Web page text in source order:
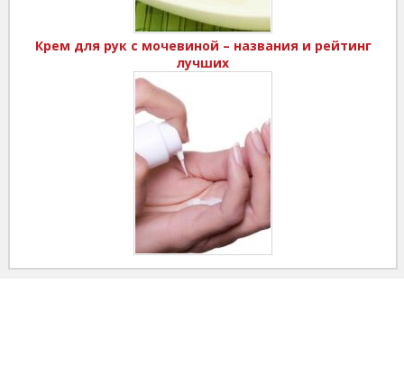
Крем для рук с мочевиной – названия и рейтинг
лучших